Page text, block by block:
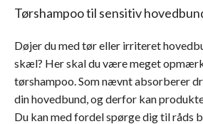
Tørshampoo til sensitiv
Døjer du med tør eller irriteret
skæl? Her skal du være meget
tørshampoo. Som nævnt absorberer
din hovedbund, og derfor kan
Du kan med fordel spørge dig til råds